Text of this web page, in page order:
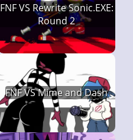
FNF VS Rewrite Sonic.EXE:
Round 2
FNF VS Mime and Dash